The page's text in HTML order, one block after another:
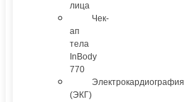
лица
Чек-
ап
тела
InBody
770
Электрокардиография
(ЭКГ)